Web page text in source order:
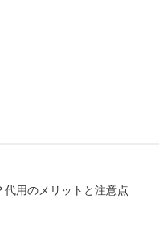
用のメリットと注意点